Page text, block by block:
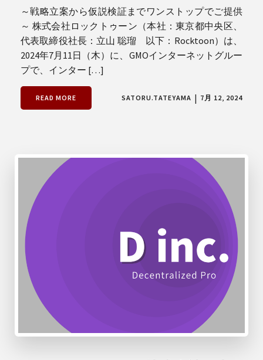
～戦略立案から仮説検証までワンストップでご提供
～ 株式会社ロックトゥーン（本社：東京都中央区、
代表取締役社長：立山 聡瑠 以下：Rocktoon）は、
2024年7月11日（木）に、GMOインターネットグルー
プで、インター […]
READ MORE SATORU.TATEYAMA | 7月 12, 2024